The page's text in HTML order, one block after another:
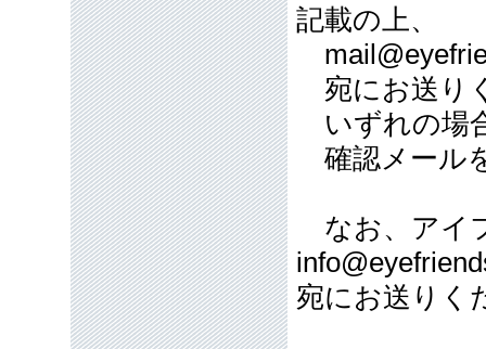
記載の上、
宛にお送り
いずれの場
確認メール
なお、アイ
宛にお送りく